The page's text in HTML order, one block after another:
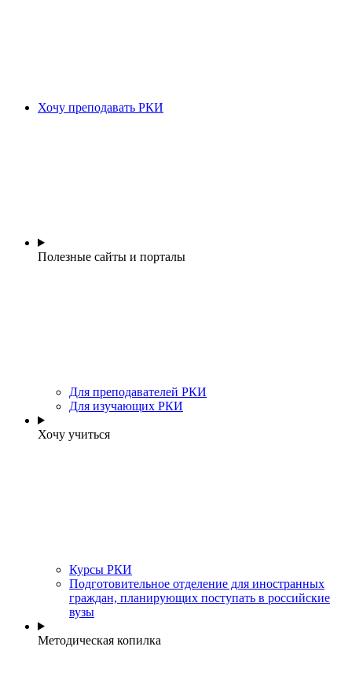
Хочу преподавать РКИ
Полезные сайты и порталы
Для преподавателей РКИ
Для изучающих РКИ
Хочу учиться
Курсы РКИ
Подготовительное отделение для иностранных
граждан, планирующих поступать в российские
вузы
Методическая копилка